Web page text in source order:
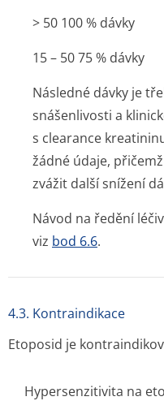
> 50 100 % dávky
15 – 50 75 % dávky
Následné dávky je
snášenlivosti a
s clearance
žádné údaje,
zvážit další snížení
Návod na ředění
viz bod 6.6.
4.3. Kontraindikace
Etoposid je
Hypersenzitivita na